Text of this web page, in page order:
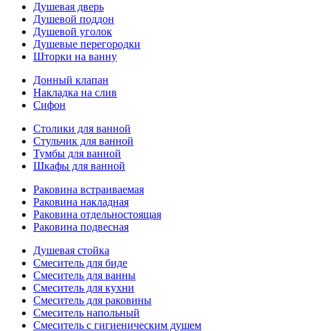
Душевая дверь
Душевой поддон
Душевой уголок
Душевые перегородки
Шторки на ванну
Донный клапан
Накладка на слив
Сифон
Столики для ванной
Стульчик для ванной
Тумбы для ванной
Шкафы для ванной
Раковина встраиваемая
Раковина накладная
Раковина отдельностоящая
Раковина подвесная
Душевая стойка
Смеситель для биде
Смеситель для ванны
Смеситель для кухни
Смеситель для раковины
Смеситель напольный
Смеситель с гигиеническим душем